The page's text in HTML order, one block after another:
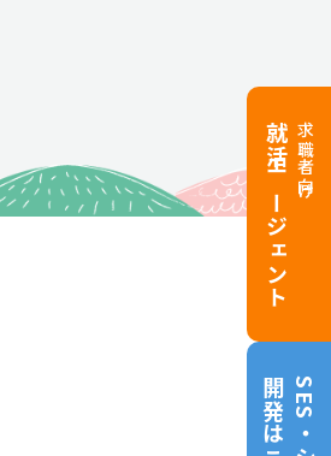
就活エージェント求職者向け